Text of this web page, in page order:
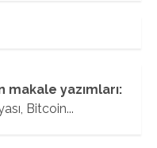
makale yazımları:
Bitcoin...